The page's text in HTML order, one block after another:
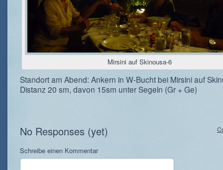
Mirsini auf Skinousa-6
Standort am Abend: Ankern in W-Bucht bei Mirsini auf
Distanz 20 sm, davon 15sm unter Segeln (Gr + Ge)
No Responses (yet)
Schreibe einen Kommentar